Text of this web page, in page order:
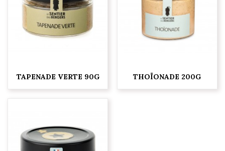
TAPENADE VERTE 90G THOÏONADE 200G